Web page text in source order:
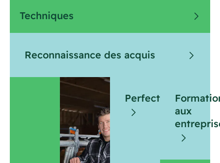
Techniques
Reconnaissance des acquis
Perfectionnement
aux